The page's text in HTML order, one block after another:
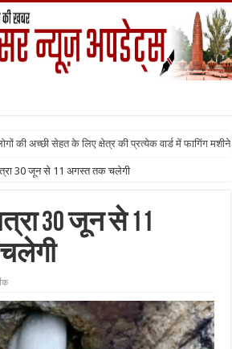
की अच्छी सेहत के लिए क्षेत्र की प्रत्येक वार्ड में फागिंग मशीने
30 जून से 11 अगस्त तक चलेगी
30 जून से 11